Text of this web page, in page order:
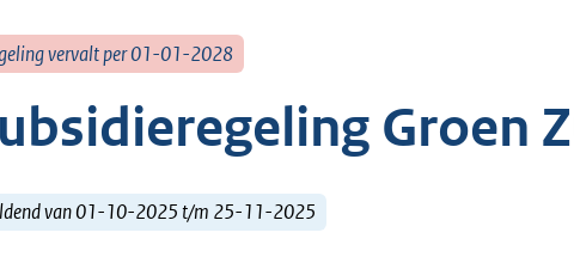
vervalt per 01-01-2028
Groen
van 01-10-2025 t/m 25-11-2025